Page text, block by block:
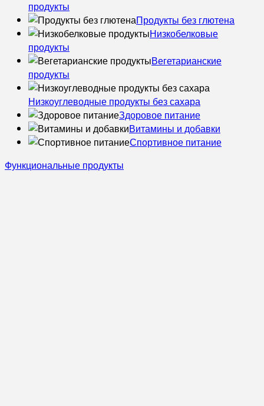
продукты
Продукты без глютена
Низкобелковые
продукты
Вегетарианские
продукты
Низкоуглеводные продукты без сахара
Здоровое питание
Витамины и добавки
Спортивное питание
Функциональные продукты